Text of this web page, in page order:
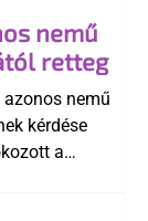
nemű
retteg
nemű
kérdése
a